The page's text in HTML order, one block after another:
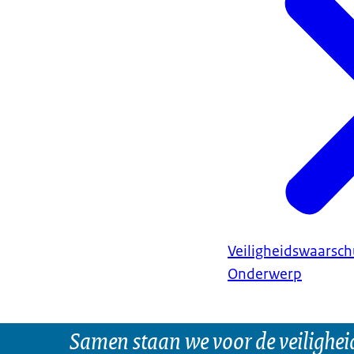
Onderwerp
Samen staan we voor de